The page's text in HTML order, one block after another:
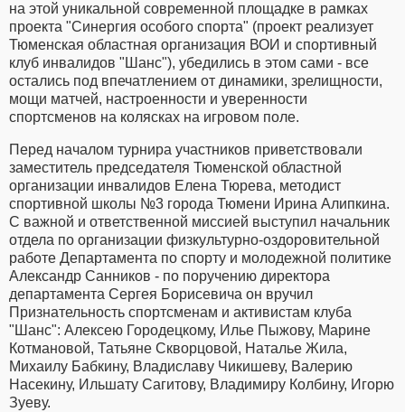
на этой уникальной современной площадке в рамках
проекта "Синергия особого спорта" (проект реализует
Тюменская областная организация ВОИ и спортивный
клуб инвалидов "Шанс"), убедились в этом сами - все
остались под впечатлением от динамики, зрелищности,
мощи матчей, настроенности и уверенности
спортсменов на колясках на игровом поле.
Перед началом турнира участников приветствовали
заместитель председателя Тюменской областной
организации инвалидов Елена Тюрева, методист
спортивной школы №3 города Тюмени Ирина Алипкина.
С важной и ответственной миссией выступил начальник
отдела по организации физкультурно-оздоровительной
работе Департамента по спорту и молодежной политике
Александр Санников - по поручению директора
департамента Сергея Борисевича он вручил
Признательность спортсменам и активистам клуба
"Шанс": Алексею Городецкому, Илье Пыжову, Марине
Котмановой, Татьяне Скворцовой, Наталье Жила,
Михаилу Бабкину, Владиславу Чикишеву, Валерию
Насекину, Ильшату Сагитову, Владимиру Колбину, Игорю
Зуеву.